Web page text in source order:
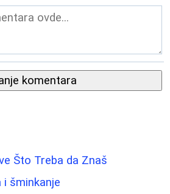
komentara
Što Treba da Znaš
i šminkanje